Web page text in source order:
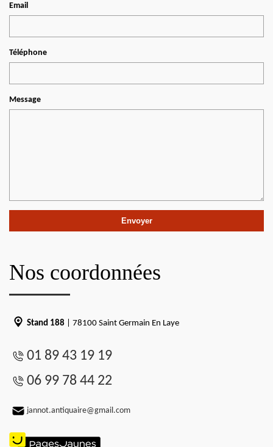
Email
Téléphone
Message
Nos coordonnées
Stand 188 | 78100 Saint Germain En Laye
01 89 43 19 19
06 99 78 44 22
jannot.antiquaire@gmail.com